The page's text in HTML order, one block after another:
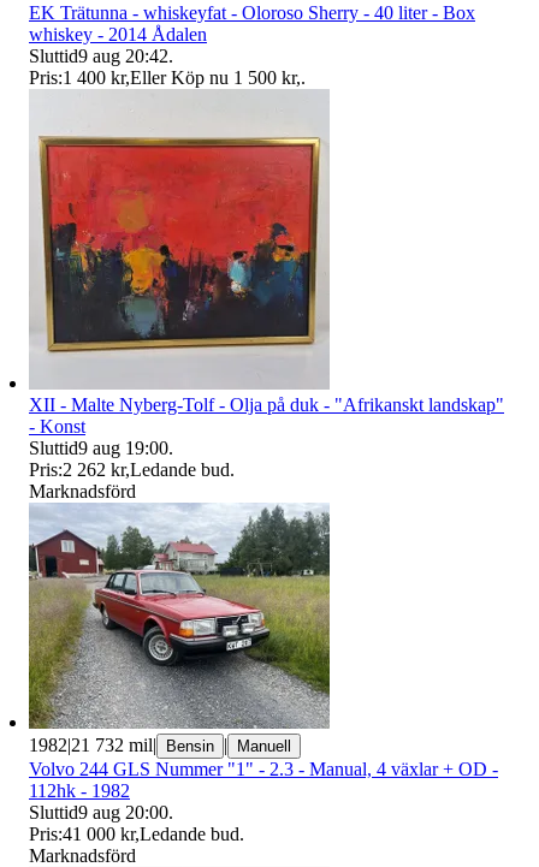
EK Trätunna - whiskeyfat - Oloroso Sherry - 40 liter - Box
whiskey - 2014 Ådalen
Sluttid9 aug 20:42.
Pris:1 400 kr,Eller Köp nu 1 500 kr,.
XII - Malte Nyberg-Tolf - Olja på duk - "Afrikanskt landskap"
- Konst
Sluttid9 aug 19:00.
Pris:2 262 kr,Ledande bud.
Marknadsförd
1982|21 732 mil| Bensin | Manuell
Volvo 244 GLS Nummer "1" - 2.3 - Manual, 4 växlar + OD -
112hk - 1982
Sluttid9 aug 20:00.
Pris:41 000 kr,Ledande bud.
Marknadsförd